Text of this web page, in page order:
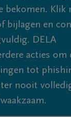
bekomen. Klik
bijlagen en
DELA
acties om
tot
nooit